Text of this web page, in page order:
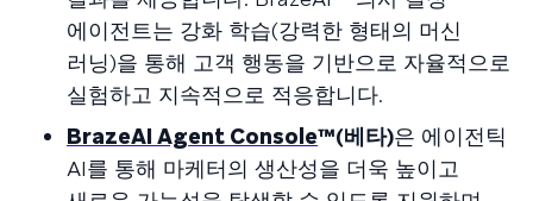
에이전트는 강화 학습(강력한 형태의 머신
러닝)을 통해 고객 행동을 기반으로 자율적으로
실험하고 지속적으로 적응합니다.
BrazeAI Agent Console™(베타)은 에이전틱
AI를 통해 마케터의 생산성을 더욱 높이고